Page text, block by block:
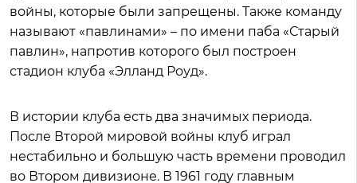
войны, которые были запрещены. Также команду
называют «павлинами» – по имени паба «Старый
павлин», напротив которого был построен
стадион клуба «Элланд Роуд».
В истории клуба есть два значимых периода.
После Второй мировой войны клуб играл
нестабильно и большую часть времени проводил
во Втором дивизионе. В 1961 году главным